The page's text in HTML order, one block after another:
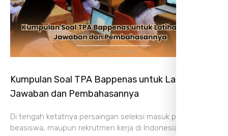
Kumpulan Soal TPA Bappenas untuk Latihan, Cek
Jawaban dan Pembahasannya
Di tengah ketatnya persaingan seleksi masuk program S2,
beasiswa, maupun rekrutmen kerja di Indonesia, banyak